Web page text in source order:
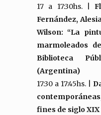
17 a 17:30hs. |
Fernández,
Wilson: “La
marmoleados
Biblioteca
(Argentina)
17:30 a 17:45hs. |
fines de siglo